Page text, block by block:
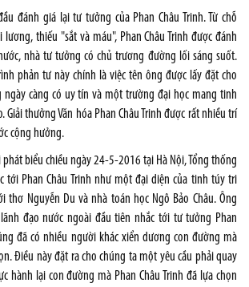
đánh giá lại tư tưởng của Phan Châu Trinh. Từ chỗ
thiếu "sắt và máu", Phan Châu Trinh được đánh
nhà tư tưởng có chủ trương đường lối sáng suốt.
phản tư này chính là việc tên ông được lấy đặt cho
càng có uy tín và một trường đại học mang tinh
Giải thưởng Văn hóa Phan Châu Trinh được rất nhiều trí
cộng hưởng.
biểu chiều ngày 24-5-2016 tại Hà Nội, Tổng thống
tới Phan Châu Trinh như một đại diện của tinh túy tri
thơ Nguyễn Du và nhà toán học Ngô Bảo Châu. Ông
đạo nước ngoài đầu tiên nhắc tới tư tưởng Phan
đã có nhiều người khác xiển dương con đường mà
Điều này đặt ra cho chúng ta một yêu cầu phải quay
hành lại con đường mà Phan Châu Trinh đã lựa chọn